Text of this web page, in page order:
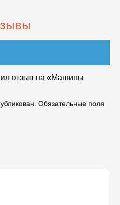
отзыв на «Машины
Обязательные поля